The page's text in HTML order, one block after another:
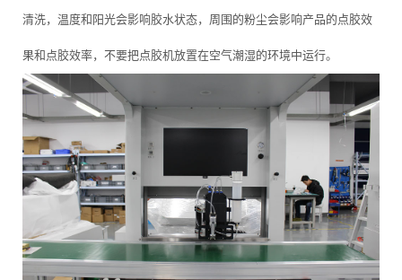
清洗，温度和阳光会影响胶水状态，周围的粉尘会影响产品的点胶效
果和点胶效率，不要把点胶机放置在空气潮湿的环境中运行。